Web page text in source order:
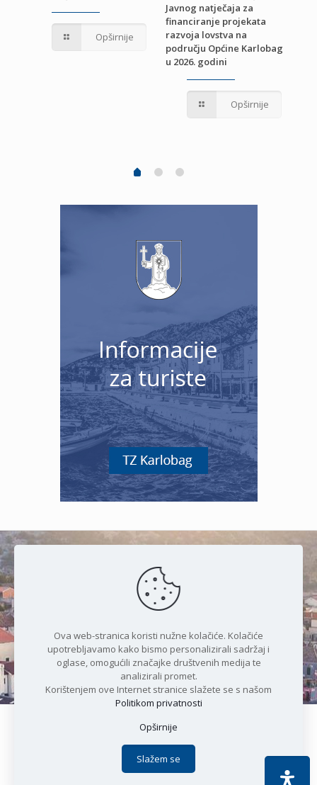
Opširnije
Javnog natječaja za
financiranje projekata
razvoja lovstva na
području Općine Karlobag
u 2026. godini
Opširnije
Čudesan spoj kristalnog mora i
prirode
Copyright © 2021 Općina Karlobag | Sva prava pridržana |
Politika privatnosti
Apoc IT
Ova web-stranica koristi nužne kolačiće. Kolačiće
upotrebljavamo kako bismo personalizirali sadržaj i
oglase, omogućili značajke društvenih medija te
analizirali promet.
Korištenjem ove Internet stranice slažete se s našom
Politikom privatnosti
Opširnije
Slažem se